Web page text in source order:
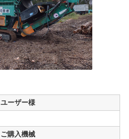
ユーザー様
ご購入機械